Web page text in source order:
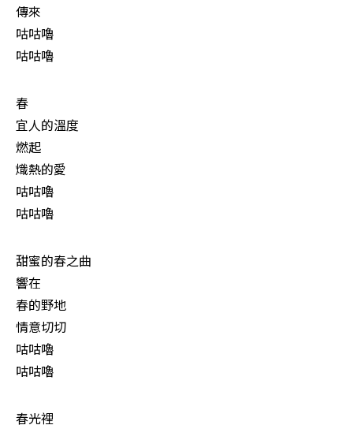
傳來
咕咕嚕
咕咕嚕
春
宜人的溫度
燃起
熾熱的愛
咕咕嚕
咕咕嚕
甜蜜的春之曲
響在
春的野地
情意切切
咕咕嚕
咕咕嚕
春光裡